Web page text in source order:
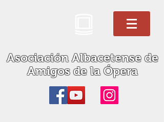
Asociación Albacetense de
Amigos de la Ópera